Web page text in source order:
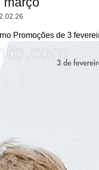
Promoções de 3